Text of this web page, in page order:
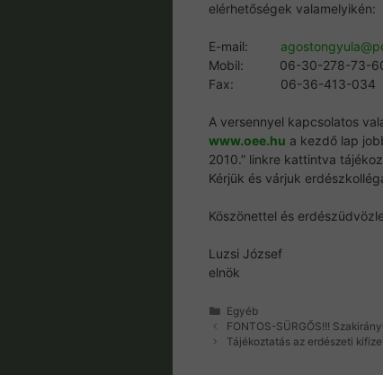
elérhetőségek valamelyikén:
E-mail:
Mobil: 06-30-278-73-
Fax: 06-36-413-034
A versennyel kapcsolatos
www.oee.hu a kezdő lap
2010.” linkre kattintva
Kérjük és várjuk
Köszönettel és
Luzsi József
elnök
Kategória
Egyéb
FONTOS-SÜRGŐS!!!
Tájékoztatás az erdészeti